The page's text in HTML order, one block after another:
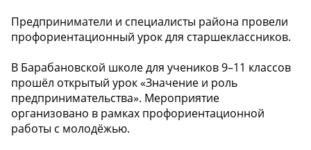
Предприниматели и специалисты района провели
профориентационный урок для старшеклассников.
В Барабановской школе для учеников 9–11 классов
прошёл открытый урок «Значение и роль
предпринимательства». Мероприятие
организовано в рамках профориентационной
работы с молодёжью.